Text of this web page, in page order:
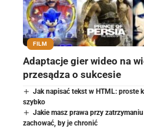
FILM
Adaptacje gier wideo na
przesądza o sukcesie
Jak napisać tekst w HTML: proste
szybko
Jakie masz prawa przy
zachować, by je chronić